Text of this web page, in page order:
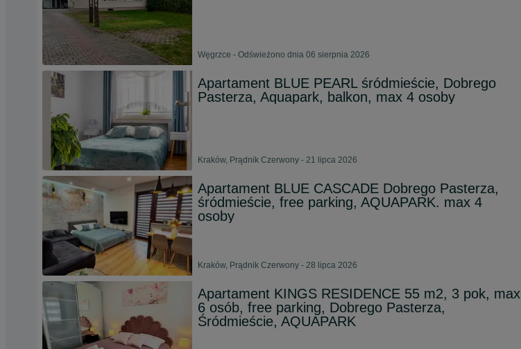
Węgrzce - Odświeżono dnia 06 sierpnia 2026
Apartament BLUE PEARL śródmieście, Dobrego
Pasterza, Aquapark, balkon, max 4 osoby
Kraków, Prądnik Czerwony - 21 lipca 2026
Apartament BLUE CASCADE Dobrego Pasterza,
śródmieście, free parking, AQUAPARK. max 4
osoby
Kraków, Prądnik Czerwony - 28 lipca 2026
Apartament KINGS RESIDENCE 55 m2, 3 pok, max
6 osób, free parking, Dobrego Pasterza,
Śródmieście, AQUAPARK